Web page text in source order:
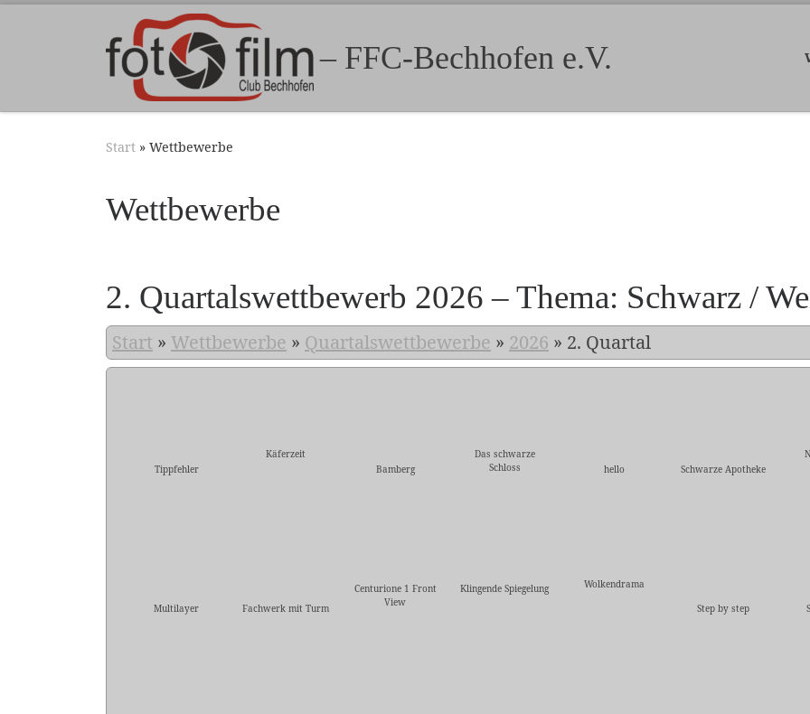
Zum Inhalt springen
– FFC-Bechhofen e.V.
Start » Wettbewerbe
Wettbewerbe
2. Quartalswettbewerb 2026 – Thema: Schwarz /
Start » Wettbewerbe » Quartalswettbewerbe » 2026 » 2. Quartal
Tippfehler
Käferzeit
Bamberg
Das schwarze
Schloss
hello Schwarze Apotheke
Multilayer Fachwerk mit Turm
Centurione 1 Front
View
Klingende Spiegelung
Wolkendrama
Step by step